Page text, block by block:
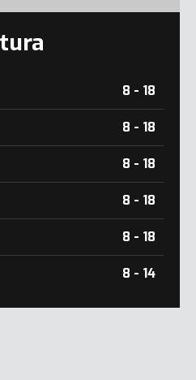
8 - 18
8 - 18
8 - 18
8 - 18
8 - 18
8 - 14